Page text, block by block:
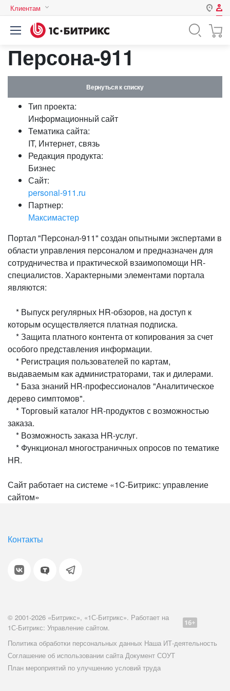
Клиентам
Авторизация
Нет аккаунта?
Логин
Пароль
Персона-911
Вернуться к списку
Тип проекта:
Информационный сайт
Тематика сайта:
IT, Интернет, связь
Редакция продукта:
Бизнес
Сайт:
personal-911.ru
Партнер:
Максимастер
Портал "Персонал-911" создан опытными экспертами в
области управления персоналом и предназначен для
сотрудничества и практической взаимопомощи HR-
специалистов. Характерными элементами портала
являются:
* Выпуск регулярных HR-обзоров, на доступ к
которым осуществляется платная подписка.
* Защита платного контента от копирования за счет
особого представления информации.
* Регистрация пользователей по картам,
выдаваемым как администраторами, так и дилерами.
* База знаний HR-профессионалов "Аналитическое
дерево симптомов".
* Торговый каталог HR-продуктов с возможностью
заказа.
* Возможность заказа HR-услуг.
* Функционал многостраничных опросов по тематике
HR.
Сайт работает на системе «1C-Битрикс: управление
сайтом»
Контакты
© 2001-2026 «Битрикс», «1С-Битрикс». Работает на
1С-Битрикс: Управление сайтом.
Политика обработки персональных данных Наша ИТ-деятельность
Соглашение об использовании сайта Документ СОУТ
План мероприятий по улучшению условий труда